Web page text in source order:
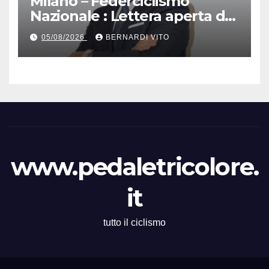
Nazionale : Lettera aperta del
Presidente Cordiano
Dagnoni
05/08/2026 BERNARDI VITO
www.pedaletricolore.
it
tutto il ciclismo